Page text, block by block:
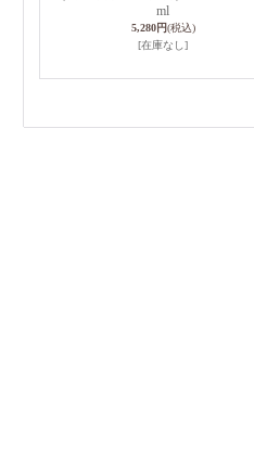
ml
5,280円(税込)
[在庫なし]